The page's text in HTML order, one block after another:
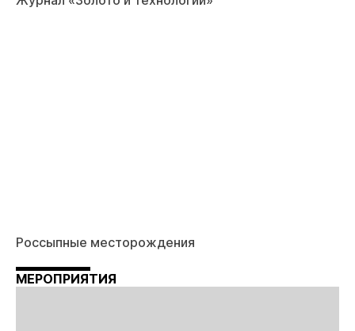
Россыпные месторождения
МЕРОПРИЯТИЯ